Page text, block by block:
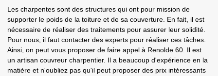
Les charpentes sont des structures qui ont pour mission de
supporter le poids de la toiture et de sa couverture. En fait, il est
nécessaire de réaliser des traitements pour assurer leur solidité.
Pour nous, il faut contacter des experts pour réaliser ces tâches.
Ainsi, on peut vous proposer de faire appel à Renolde 60. Il est
un artisan couvreur charpentier. Il a beaucoup d'expérience en la
matière et n'oubliez pas qu'il peut proposer des prix intéressants